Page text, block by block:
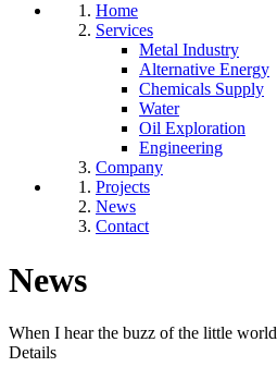
Home
Services
Metal Industry
Alternative Energy
Chemicals Supply
Water
Oil Exploration
Engineering
Company
Projects
News
Contact
News
When I hear the buzz of the little world
Details